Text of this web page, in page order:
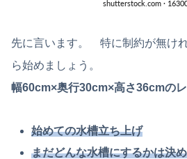
先に言います。 特に制約が無け
ら始めましょう。
幅60cm×奥行30cm×高さ36cmの
始めての水槽立ち上げ
まだどんな水槽にするかは決